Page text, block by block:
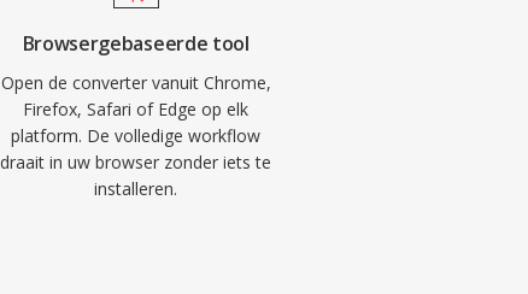
Browsergebaseerde tool
Open de converter vanuit Chrome,
Firefox, Safari of Edge op elk
platform. De volledige workflow
draait in uw browser zonder iets te
installeren.